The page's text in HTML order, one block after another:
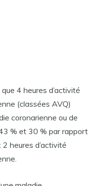
4 heures d’activité
(classées AVQ)
coronarienne ou de
% et 30 % par rapport
heures d’activité